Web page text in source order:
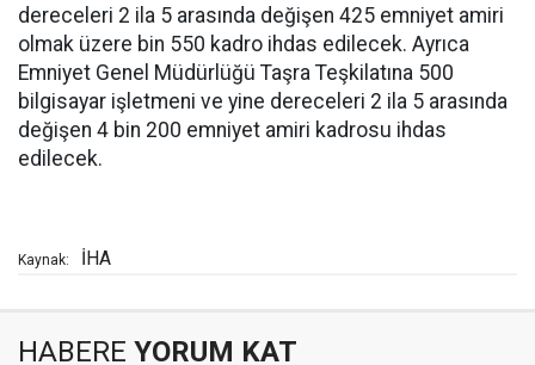
dereceleri 2 ila 5 arasında değişen 425 emniyet amiri
olmak üzere bin 550 kadro ihdas edilecek. Ayrıca
Emniyet Genel Müdürlüğü Taşra Teşkilatına 500
bilgisayar işletmeni ve yine dereceleri 2 ila 5 arasında
değişen 4 bin 200 emniyet amiri kadrosu ihdas
edilecek.
Kaynak: İHA
HABERE YORUM KAT